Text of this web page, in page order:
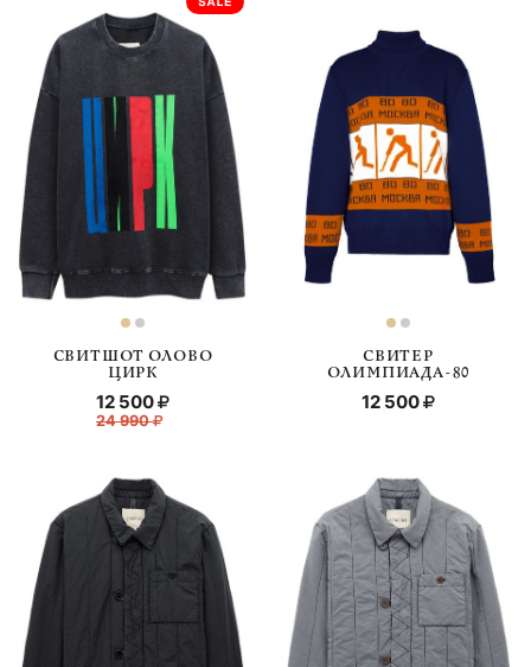
СВИТШОТ ОЛОВО
ЦИРК
24 990
12 500
СВИТЕР
ОЛИМПИАДА-80
12 500